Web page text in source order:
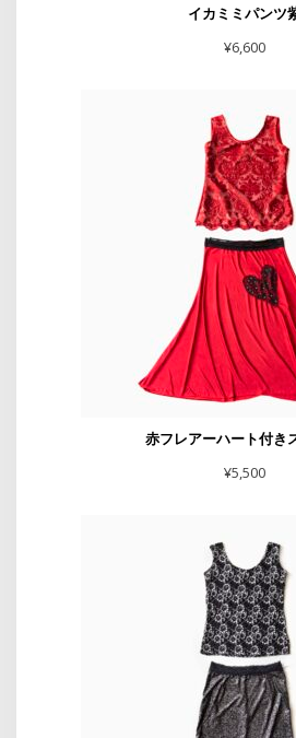
イカミミパンツ
¥6,600
赤フレアーハート付き
¥5,500